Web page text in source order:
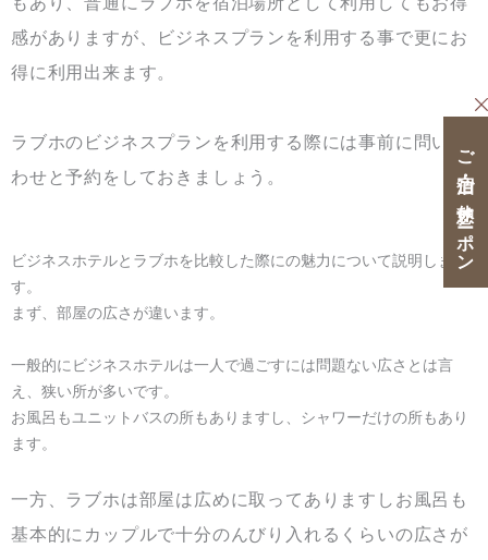
感がありますが、ビジネスプランを利用する事で更にお
得に利用出来ます。
ラブホのビジネスプランを利用する際には事前に問い合
わせと予約をしておきましょう。
ビジネスホテルとラブホを比較した際にの魅力について説明しま
す。
まず、部屋の広さが違います。
一般的にビジネスホテルは一人で過ごすには問題ない広さとは言
え、狭い所が多いです。
お風呂もユニットバスの所もありますし、シャワーだけの所もあり
ます。
一方、ラブホは部屋は広めに取ってありますしお風呂も
基本的にカップルで十分のんびり入れるくらいの広さが
ご宿泊・ご休憩クーポン